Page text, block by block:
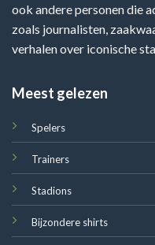
ook andere personen die
zoals journalisten,
verhalen over iconische
Meest gelezen
Spelers
Trainers
Stadions
Bijzondere shirts